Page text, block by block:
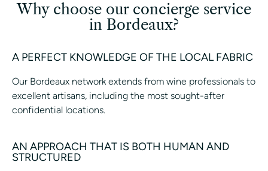
Why choose our concierge service
in Bordeaux?
A PERFECT KNOWLEDGE OF THE LOCAL FABRIC
Our Bordeaux network extends from wine professionals to
excellent artisans, including the most sought-after
confidential locations.
AN APPROACH THAT IS BOTH HUMAN AND
STRUCTURED